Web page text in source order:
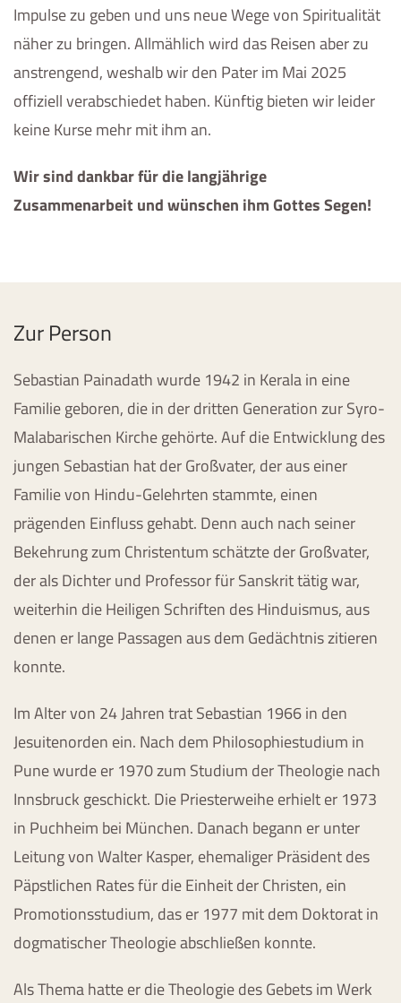
Impulse zu geben und uns neue Wege von Spiritualität
näher zu bringen. Allmählich wird das Reisen aber zu
anstrengend, weshalb wir den Pater im Mai 2025
offiziell verabschiedet haben. Künftig bieten wir leider
keine Kurse mehr mit ihm an.
Wir sind dankbar für die langjährige
Zusammenarbeit und wünschen ihm Gottes Segen!
Zur Person
Sebastian Painadath wurde 1942 in Kerala in eine
Familie geboren, die in der dritten Generation zur Syro-
Malabarischen Kirche gehörte. Auf die Entwicklung des
jungen Sebastian hat der Großvater, der aus einer
Familie von Hindu-Gelehrten stammte, einen
prägenden Einfluss gehabt. Denn auch nach seiner
Bekehrung zum Christentum schätzte der Großvater,
der als Dichter und Professor für Sanskrit tätig war,
weiterhin die Heiligen Schriften des Hinduismus, aus
denen er lange Passagen aus dem Gedächtnis zitieren
konnte.
Im Alter von 24 Jahren trat Sebastian 1966 in den
Jesuitenorden ein. Nach dem Philosophiestudium in
Pune wurde er 1970 zum Studium der Theologie nach
Innsbruck geschickt. Die Priesterweihe erhielt er 1973
in Puchheim bei München. Danach begann er unter
Leitung von Walter Kasper, ehemaliger Präsident des
Päpstlichen Rates für die Einheit der Christen, ein
Promotionsstudium, das er 1977 mit dem Doktorat in
dogmatischer Theologie abschließen konnte.
Als Thema hatte er die Theologie des Gebets im Werk